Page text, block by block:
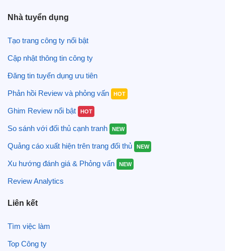
Nhà tuyển dụng
Tạo trang công ty nổi bật
Cập nhật thông tin công ty
Đăng tin tuyển dụng ưu tiên
Phản hồi Review và phỏng vấn HOT
Ghim Review nổi bật HOT
So sánh với đối thủ cạnh tranh NEW
Quảng cáo xuất hiện trên trang đối thủ NEW
Xu hướng đánh giá & Phỏng vấn NEW
Review Analytics
Liên kết
Tìm việc làm
Top Công ty